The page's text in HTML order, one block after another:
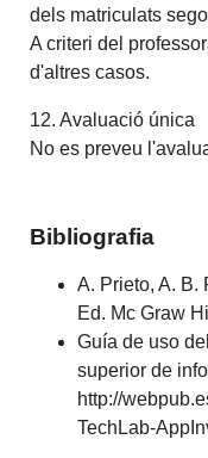
dels matriculats
A criteri del
d'altres casos.
12. Avaluació única
No es preveu
Bibliografia
A. Prieto, A. B.
Ed. Mc Graw
Guía de uso
superior de
http://
TechLab-